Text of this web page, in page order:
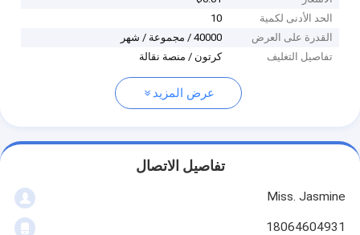
الحد الأدنى لكمية
10
القدرة على العرض
40000 / مجموعة / شهر
تفاصيل التغليف
كرتون / منصة نقالة
عرض المزيد
تفاصيل الاتصال
Miss. Jasmine
18064604931